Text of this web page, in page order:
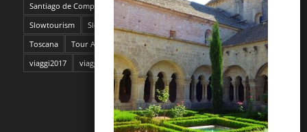
Santiago de Compostela
sentieri dell'ocra Sicilia
Siti Unesco
Slowtourism
Slow Trekking Soggiorno a Ischia
Stoccolma
Toscana
Tour Abruzzo tour Giappone viaggi
viaggi2016
viaggi2017
viaggi da film